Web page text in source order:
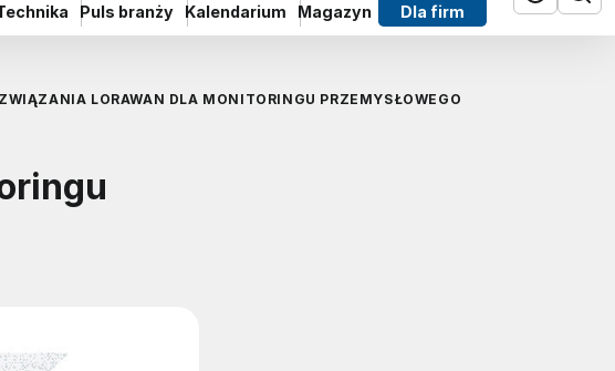
Puls branży Kalendarium Magazyn Dla firm
LORAWAN DLA MONITORINGU PRZEMYSŁOWEGO